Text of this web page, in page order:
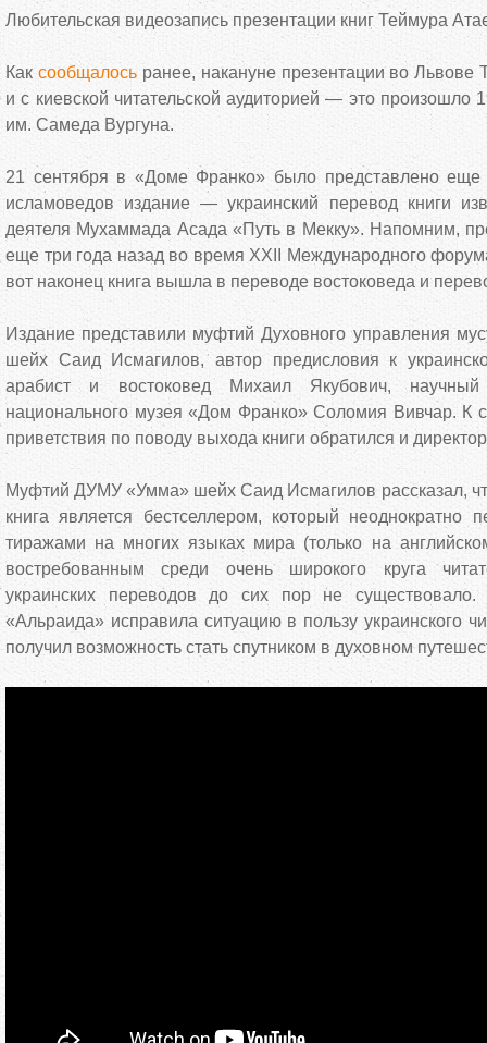
Любительская видеозапись презентации книг Теймура
Как сообщалосьранее, накануне презентации во Львове
и с киевской читательской аудиторией — это произошло
им. Самеда Вургуна.
21 сентября в «Доме Франко» было представлено еще
исламоведов издание — украинский перевод книги
деятеля Мухаммада Асада «Путь в Мекку». Напомним,
еще три года назад во время XXІІ Международного
вот наконец книга вышла в переводе востоковеда и
Издание представили муфтий Духовного управления
шейх Саид Исмагилов, автор предисловия к
арабист и востоковед Михаил Якубович, научный
национального музея «Дом Франко» Соломия Вивчар. К
приветствия по поводу выхода книги обратился и
Муфтий ДУМУ «Умма» шейх Саид Исмагилов рассказал,
книга является бестселлером, который неоднократно
тиражами на многих языках мира (только на
востребованным среди очень широкого круга
украинских переводов до сих пор не существовало.
«Альраида» исправила ситуацию в пользу украинского
получил возможность стать спутником в духовном